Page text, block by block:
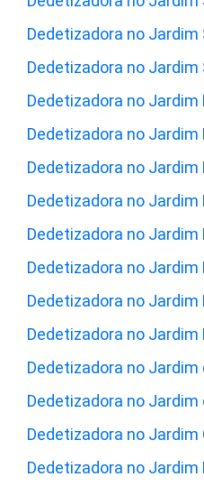
Dedetizadora no Jardim
Dedetizadora no
Dedetizadora no Jardim
Dedetizadora no Jardim
Dedetizadora no Jardim
Dedetizadora no Jardim
Dedetizadora no
Dedetizadora no Jardim
Dedetizadora no Jardim
Dedetizadora no Jardim
Dedetizadora no Jardim
Dedetizadora no
Dedetizadora no Jardim
Dedetizadora no Jardim